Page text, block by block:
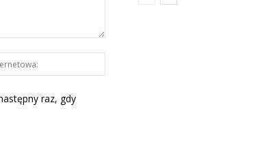
Internetowa:
raz, gdy